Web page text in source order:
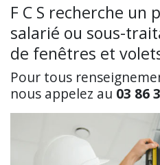
F C S recherche un
salarié ou sous-
de fenêtres et
Pour tous
nous appelez au 03 86